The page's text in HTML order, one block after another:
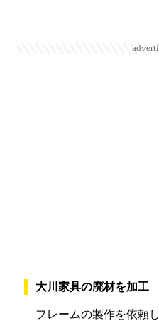
大川家具の廃材を加工
フレームの製作を依頼